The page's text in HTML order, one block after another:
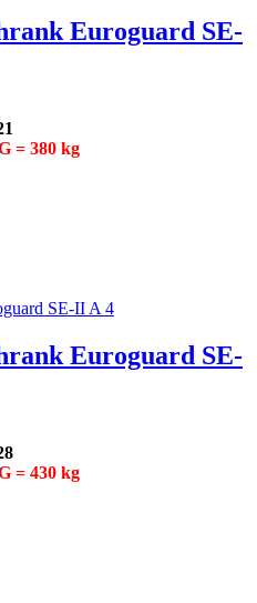
Euroguard SE-
= 380 kg
Euroguard SE-
= 430 kg